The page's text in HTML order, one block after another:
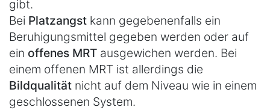
gibt.
Bei Platzangst kann gegebenenfalls ein
Beruhigungsmittel gegeben werden oder auf
ein offenes MRT ausgewichen werden. Bei
einem offenen MRT ist allerdings die
Bildqualität nicht auf dem Niveau wie in einem
geschlossenen System.